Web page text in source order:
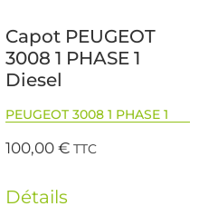
Capot PEUGEOT
3008 1 PHASE 1
Diesel
PEUGEOT 3008 1 PHASE 1
100,00€ TTC
Détails